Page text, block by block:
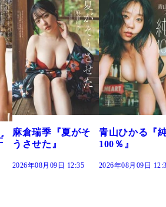
青山ひかる『純度
100％』
2026年08月09日 12:30
溝端 葵『もう
つの、あおい
で。』
2026年08月09日